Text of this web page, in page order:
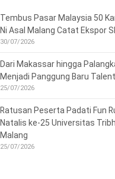
Tembus Pasar Malaysia 50
Ni Asal Malang Catat Ekspor
30/07/2026
Dari Makassar hingga
Menjadi Panggung Baru
25/07/2026
Ratusan Peserta Padati Fun
Natalis ke-25 Universitas
Malang
25/07/2026